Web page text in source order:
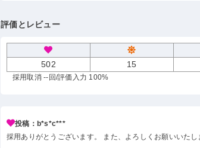
評価とレビュー
502 15
採用取消 --回/評価入力 100%
投稿：b*s*c***
採用ありがとうございます。 また、よろしくお願いいたし